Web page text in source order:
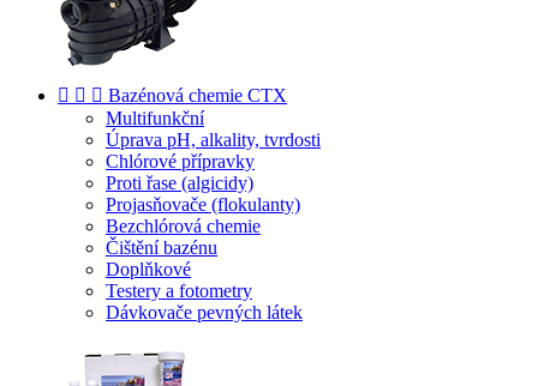
   Bazénová chemie CTX
Multifunkční
Úprava pH, alkality, tvrdosti
Chlórové přípravky
Proti řase (algicidy)
Projasňovače (flokulanty)
Bezchlórová chemie
Čištění bazénu
Doplňkové
Testery a fotometry
Dávkovače pevných látek